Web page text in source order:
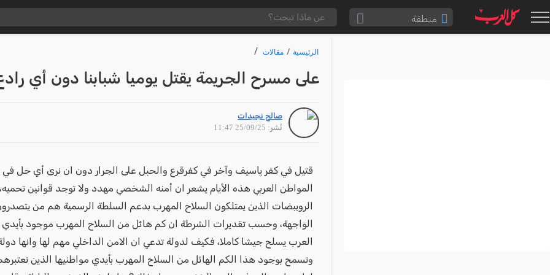
منطقة
الرئيسية مقالات
على مسرح الجريمة يقتل يوميا شبابنا دون أي
صالح نجيدات
نُشر: 25/09/25 11:47
قتيل في كفر ياسيف وآخر في كفرقرع والحبل على الجرار دون ان نرى أي حل في
المواطن العربي هذه الأيام يشعر ان أمنه الشخصي مهدد ولا توجد قوانين
الرويبضات الذين يمتلكون السلاح المهرب بدعم السلطة الرسمية هم من
الواجهة، وحسب تقديرات الشرطة ان كم هائل من السلاح المهرب موجود بأيدي
العرب يسلح جيشا كاملا، فكيف لدولة تدعي ان الامن الداخلي مهم لها وانها
وتسمح بوجود هذا الكم الهائل من السلاح المهرب بأيدي مواطنيها الذين